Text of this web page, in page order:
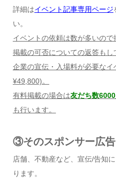
詳細はイベント記事専用ページ
い。
イベントの依頼は数が多いので
掲載の可否についての返答もし
企業の宣伝・入場料が必要な
¥49,800)。
有料掲載の場合は友だち数
も行います。
③そのスポンサー広
店舗、不動産など、宣伝/告知
ります。